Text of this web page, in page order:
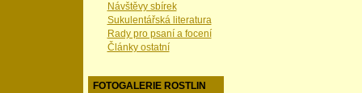
Návštěvy sbírek
Sukulentářská literatura
Rady pro psaní a focení
Články ostatní
FOTOGALERIE ROSTLIN